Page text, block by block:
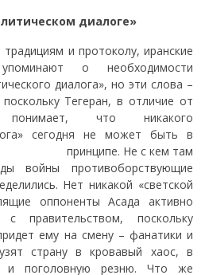
диалоге»
и протоколу, иранские
о необходимости
диалога», но эти слова –
Тегеран, в отличие от
понимает, что никакого
сегодня не может быть в
принципе. Не с кем там
войны противоборствующие
Нет никакой «светской
оппоненты Асада активно
с правительством, поскольку
ему на смену – фанатики и
страну в кровавый хаос, в
и поголовную резню. Что же